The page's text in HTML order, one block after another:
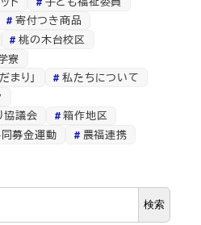
寄付つき商品
桃の木台校区
寮
まり」
私たちについて
協議会
箱作地区
募金運動 農福連携
検索